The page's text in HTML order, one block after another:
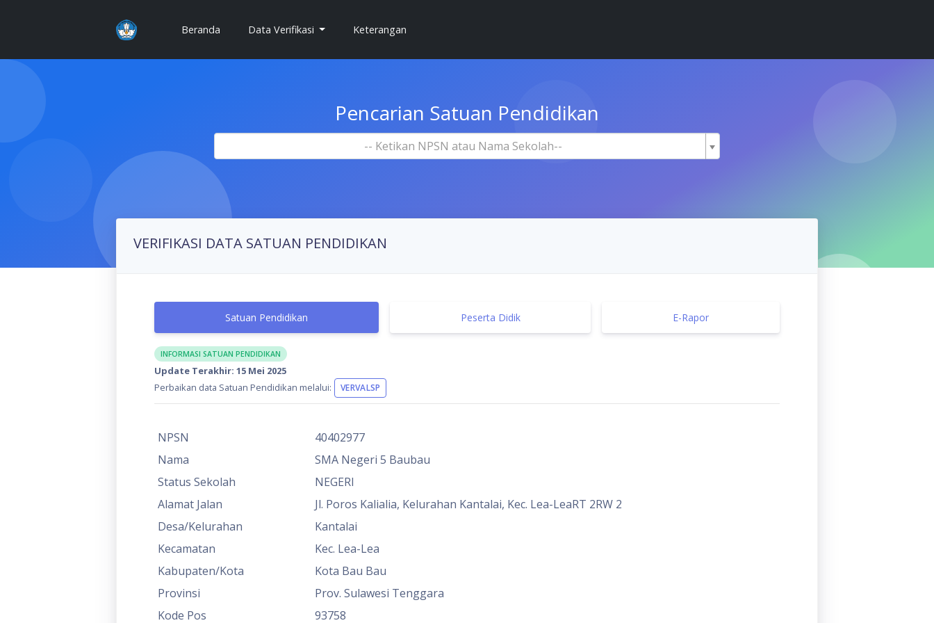
Beranda(current)Data Verifikasi Keterangan
Pencarian Satuan Pendidikan
-- Ketikan NPSN atau Nama Sekolah--
VERIFIKASI DATA SATUAN PENDIDIKAN
Satuan Pendidikan Peserta Didik E-Rapor
INFORMASI SATUAN PENDIDIKAN
Update Terakhir: 15 Mei 2025
Perbaikan data Satuan Pendidikan melalui:
VERVALSP
NPSN
40402977
Nama
SMA Negeri 5 Baubau
Status Sekolah
NEGERI
Alamat Jalan
Jl. Poros Kalialia, Kelurahan Kantalai, Kec. Lea-LeaRT 2RW 2
Desa/Kelurahan
Kantalai
Kecamatan
Kec. Lea-Lea
Kabupaten/Kota
Kota Bau Bau
Provinsi
Prov. Sulawesi Tenggara
Kode Pos
93758